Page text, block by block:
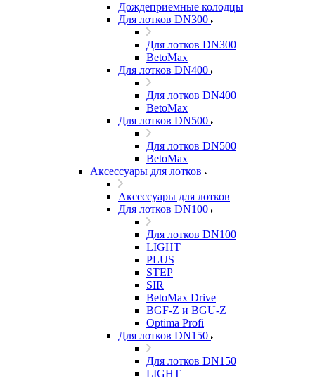
Дождеприемные колодцы
Для лотков DN300
Для лотков DN300
BetoMax
Для лотков DN400
Для лотков DN400
BetoMax
Для лотков DN500
Для лотков DN500
BetoMax
Аксессуары для лотков
Аксессуары для лотков
Для лотков DN100
Для лотков DN100
LIGHT
PLUS
STEP
SIR
BetoMax Drive
BGF-Z и BGU-Z
Optima Profi
Для лотков DN150
Для лотков DN150
LIGHT